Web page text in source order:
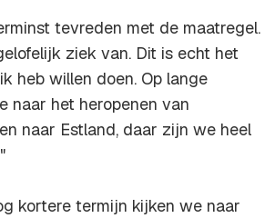
tevreden met de maatregel.
ziek van. Dit is echt het
heb willen doen. Op lange
naar het heropenen van
naar Estland, daar zijn we heel
kortere termijn kijken we naar